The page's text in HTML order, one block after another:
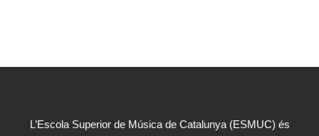
L’Escola Superior de Música de Catalunya (ESMUC) és